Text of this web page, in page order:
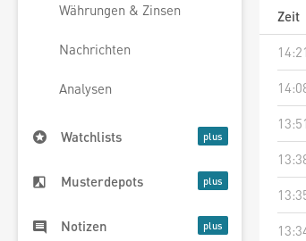
Währungen & Zinsen
Nachrichten
Analysen
Watchlists
Musterdepots
Notizen
Zeit